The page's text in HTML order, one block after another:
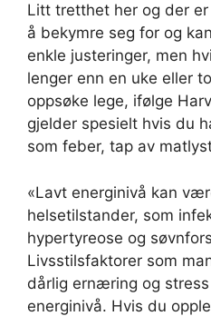
Litt tretthet her og der
å bekymre seg for og
enkle justeringer, men
lenger enn en uke eller
oppsøke lege, ifølge
gjelder spesielt hvis du
som feber, tap av
«Lavt energinivå kan
helsetilstander, som
hypertyreose og
Livsstilsfaktorer som
dårlig ernæring og
energinivå. Hvis du